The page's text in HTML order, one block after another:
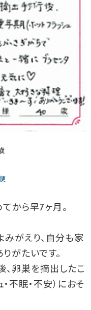
から早7ヶ月。
みがえり、自分も家
がたいです。
卵巣を摘出したこ
不眠・不安）におそ